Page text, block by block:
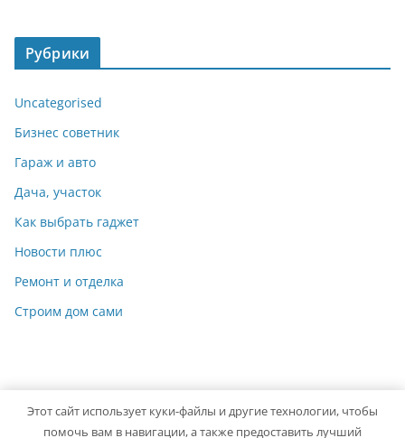
Рубрики
Uncategorised
Бизнес советник
Гараж и авто
Дача, участок
Как выбрать гаджет
Новости плюс
Ремонт и отделка
Строим дом сами
Copyright © 2026 Мастер на Все Руки. Powered byColorMag
Этот сайт использует куки-файлы и другие технологии, чтобы
помочь вам в навигации, а также предоставить лучший